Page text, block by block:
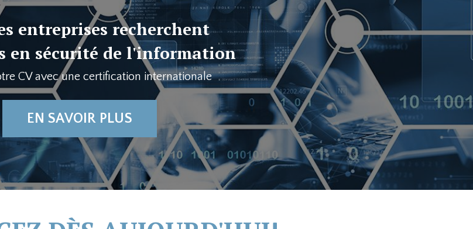
entreprises recherchent
en sécurité de l'information
CV avec une certification internationale
EN SAVOIR PLUS